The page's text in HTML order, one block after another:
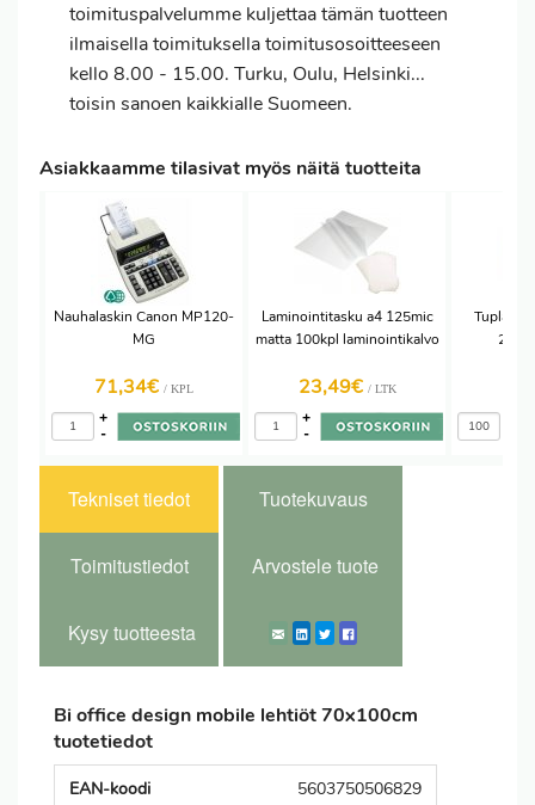
toimituspalvelumme kuljettaa tämän tuotteen
ilmaisella toimituksella toimitusosoitteeseen
kello 8.00 - 15.00. Turku, Oulu, Helsinki...
toisin sanoen kaikkialle Suomeen.
Asiakkaamme tilasivat myös näitä tuotteita
Nauhalaskin Canon MP120-
MG
71,34€ / KPL
-
+
Laminointitasku a4 125mic
matta 100kpl laminointikalvo
23,49€ / LTK
-
+
Tekniset tiedot Tuotekuvaus
Toimitustiedot Arvostele tuote
Kysy tuotteesta
Bi office design mobile lehtiöt 70x100cm
tuotetiedot
EAN-koodi 5603750506829